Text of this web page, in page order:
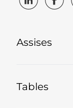
Assises
Tables